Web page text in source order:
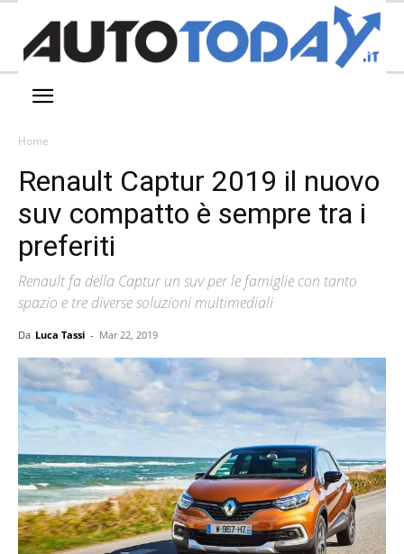
Home
Renault Captur 2019 il nuovo
suv compatto è sempre tra i
preferiti
Renault fa della Captur un suv per le famiglie con tanto
spazio e tre diverse soluzioni multimediali
Da Luca Tassi - Mar 22, 2019